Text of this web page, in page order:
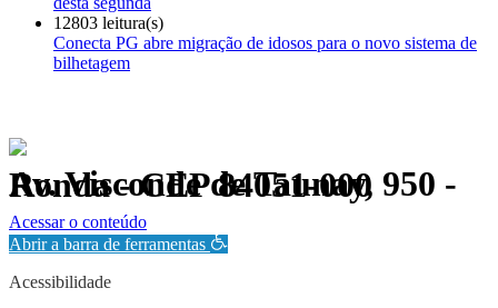
12803 leitura(s)
Conecta PG abre migração de idosos para o novo sistema de
bilhetagem
Av. Visconde de Taunay, 950 - Ronda - CEP 84051-000
Política de Privacidade.
Acessar o conteúdo
Abrir a barra de ferramentas
Acessibilidade